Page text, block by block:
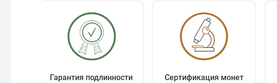
Гарантия подлинности Сертификация монет